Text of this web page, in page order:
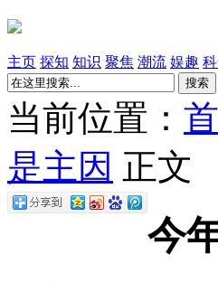
主页 探知 知识 聚焦 潮流 娱趣
搜索
当前位置：
是主因 正文
今